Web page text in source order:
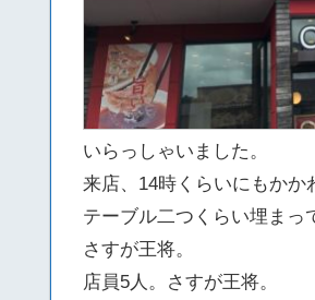
いらっしゃいました。
来店、14時くらいにもかか
テーブル二つくらい埋まっ
さすが王将。
店員5人。さすが王将。